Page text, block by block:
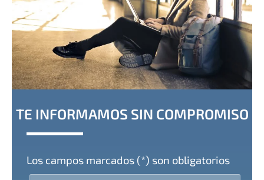
TE INFORMAMOS SIN COMPROMISO
Los campos marcados (*) son obligatorios